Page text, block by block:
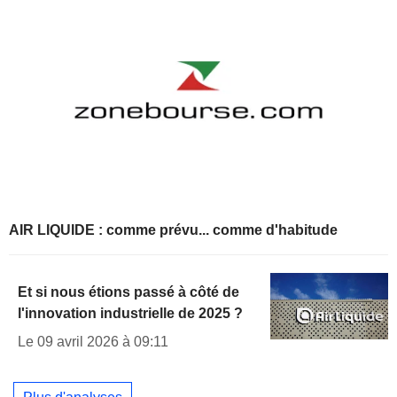
AIR LIQUIDE : comme prévu... comme d'habitude
Et si nous étions passé à côté de
l'innovation industrielle de 2025 ?
Le 09 avril 2026 à 09:11